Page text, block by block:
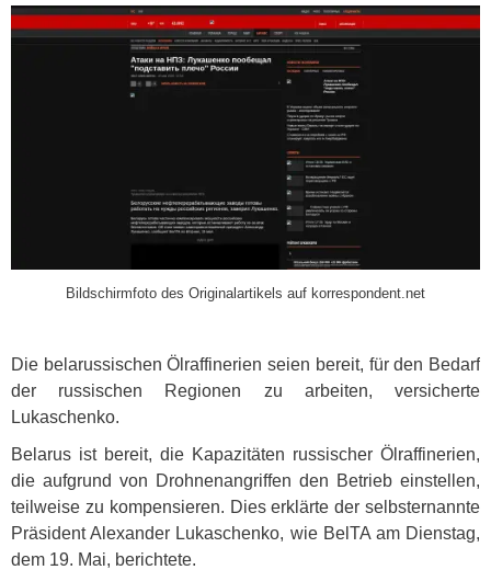
Bildschirmfoto des Originalartikels auf korrespondent.net
Die belarussischen Ölraffinerien seien bereit, für den Bedarf
der russischen Regionen zu arbeiten, versicherte
Lukaschenko.
Belarus ist bereit, die Kapazitäten russischer Ölraffinerien,
die aufgrund von Drohnenangriffen den Betrieb einstellen,
teilweise zu kompensieren. Dies erklärte der selbsternannte
Präsident Alexander Lukaschenko, wie BelTA am Dienstag,
dem 19. Mai, berichtete.